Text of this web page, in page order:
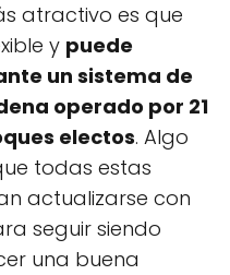
atractivo es que
y puede
un sistema de
operado por 21
electos. Algo
todas estas
actualizarse con
seguir siendo
una buena